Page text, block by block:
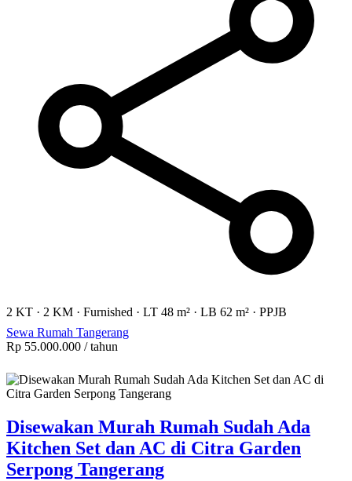
2 KT · 2 KM · Furnished · LT 48 m² · LB 62 m² · PPJB
Sewa Rumah Tangerang
Rp 55.000.000 / tahun
Disewakan Murah Rumah Sudah Ada
Kitchen Set dan AC di Citra Garden
Serpong Tangerang